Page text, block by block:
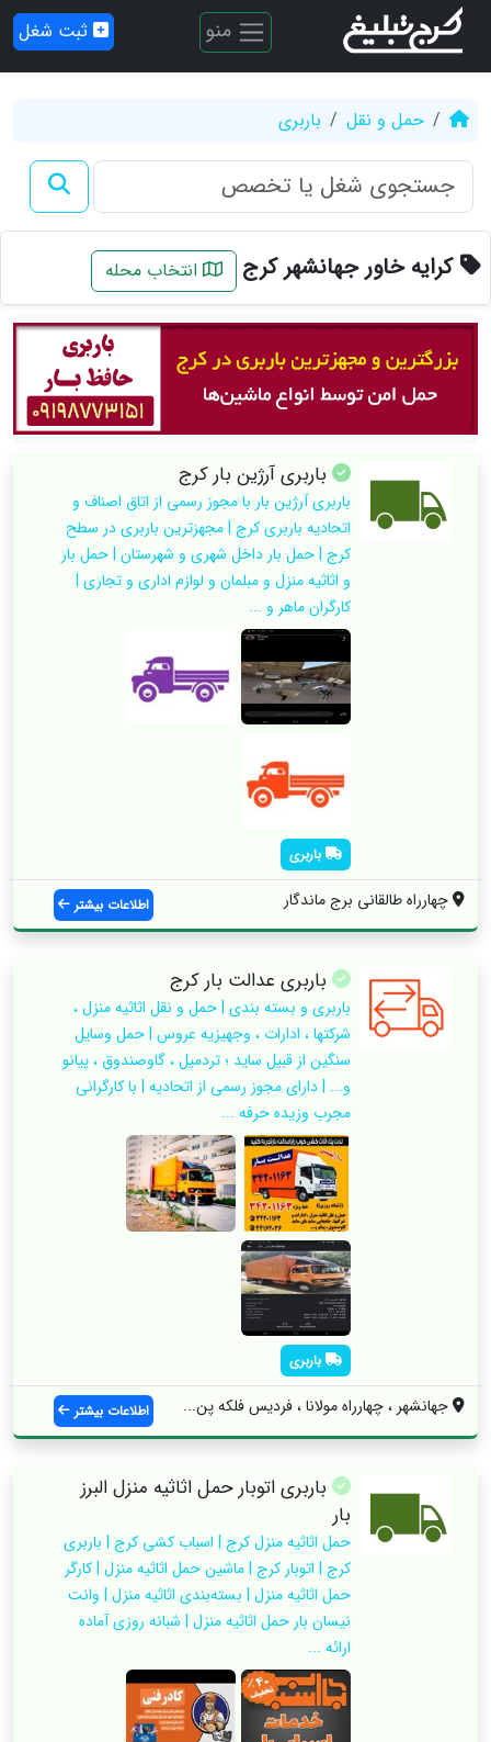
منو ثبت شغل
حمل و نقل باربری
کرایه خاور جهانشهر کرج انتخاب محله
باربری آرژین بار کرج
باربری آرژین بار با مجوز رسمی از اتاق اصناف و
اتحادیه باربری کرج | مجهزترین باربری در سطح
کرج | حمل بار داخل شهری و شهرستان | حمل بار
و اثاثیه منزل و مبلمان و لوازم اداری و تجاری |
کارگران ماهر و ...
باربری
چهارراه طالقانی برج ماندگار اطلاعات بیشتر
باربری عدالت بار کرج
باربری و بسته بندی | حمل و نقل اثاثیه منزل ،
شرکتها ، ادارات ، وجهیزیه عروس | حمل وسایل
سنگین از قبیل ساید ؛ تردمیل ، گاوصندوق ، پیانو
و... | دارای مجوز رسمی از اتحادیه | با کارگرانی
مجرب وزیده حرفه ...
باربری
جهانشهر ، چهارراه مولانا ، فردیس فلکه پن... اطلاعات بیشتر
باربری اتوبار حمل اثاثیه منزل البرز
بار
حمل اثاثیه منزل کرج | اسباب کشی کرج | باربری
کرج | اتوبار کرج | ماشین حمل اثاثیه منزل | کارگر
حمل اثاثیه منزل | بسته‌بندی اثاثیه منزل | وانت
نیسان بار حمل اثاثیه منزل | شبانه روزی آماده
ارائه ...